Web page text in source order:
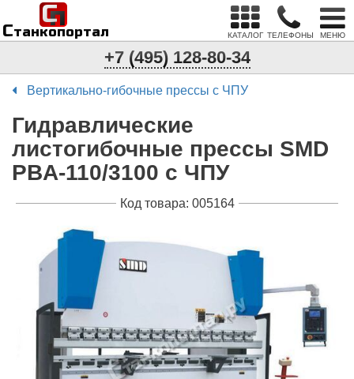
Станкопортал
п
С
КАТАЛОГ ТЕЛЕФОНЫ МЕНЮ
+7 (495) 128-80-34
Вертикально-гибочные прессы с ЧПУ
Гидравлические
листогибочные прессы SMD
PBA-110/3100 с ЧПУ
Код товара: 005164